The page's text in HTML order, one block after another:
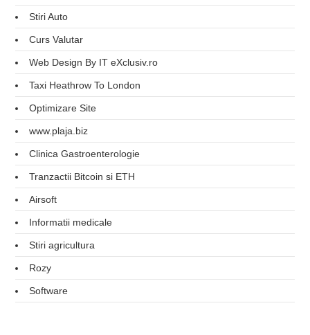
Stiri Auto
Curs Valutar
Web Design By IT eXclusiv.ro
Taxi Heathrow To London
Optimizare Site
www.plaja.biz
Clinica Gastroenterologie
Tranzactii Bitcoin si ETH
Airsoft
Informatii medicale
Stiri agricultura
Rozy
Software